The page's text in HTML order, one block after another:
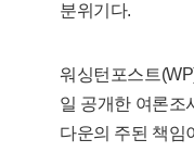
분위기다.
워싱턴포스트
일 공개한 여론조
다운의 주된 책임